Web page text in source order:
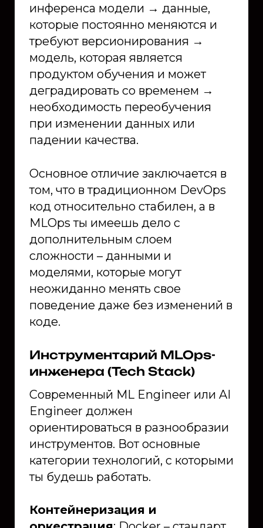
инференса модели → данные,
которые постоянно меняются и
требуют версионирования →
модель, которая является
продуктом обучения и может
деградировать со временем →
необходимость переобучения
при изменении данных или
падении качества.
Основное отличие заключается в
том, что в традиционном DevOps
код относительно стабилен, а в
MLOps ты имеешь дело с
дополнительным слоем
сложности – данными и
моделями, которые могут
неожиданно менять свое
поведение даже без изменений в
коде.
Инструментарий MLOps-
инженера (Tech Stack)
Современный ML Engineer или AI
Engineer должен
ориентироваться в разнообразии
инструментов. Вот основные
категории технологий, с которыми
ты будешь работать.
Контейнеризация и